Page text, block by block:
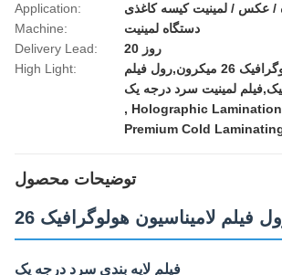
Application:
/ عکس / لمینیت کیسه کاغذی
Machine:
دستگاه لمینیت
Delivery Lead:
20 روز
High Light:
فیلم لمینیت هولوگرافیک 26 میکرون,رول فیلم
لمینیت سرد درجه یک
, Holographic
Premium Cold
توضیحات محصول
فیلم لامیناسیون هولوگرافیک
فیلم لایه بندی سرد درجه یک